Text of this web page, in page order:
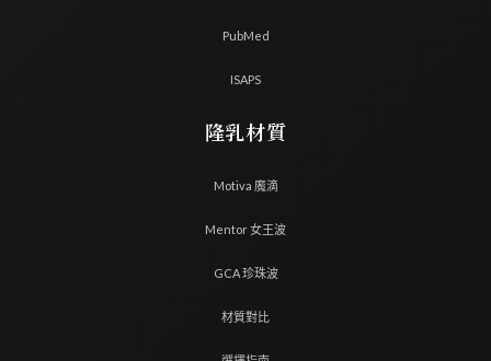
PubMed
ISAPS
隆乳材質
Motiva 魔滴
Mentor 女王波
GCA 珍珠波
材質對比